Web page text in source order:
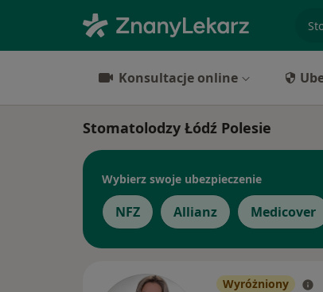
Konsultacje online
Stomatolodzy Łódź Polesie
Wybierz swoje ubezpieczenie
NFZ Allianz Medicover
Wyróżniony